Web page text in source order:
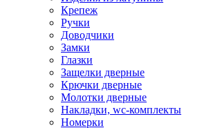
Крепеж
Ручки
Доводчики
Замки
Глазки
Защелки дверные
Крючки дверные
Молотки дверные
Накладки, wc-комплекты
Номерки